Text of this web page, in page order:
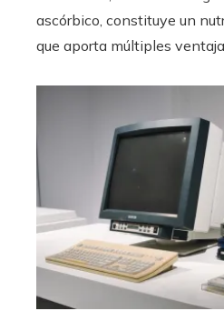
ascórbico, constituye un
que aporta múltiples